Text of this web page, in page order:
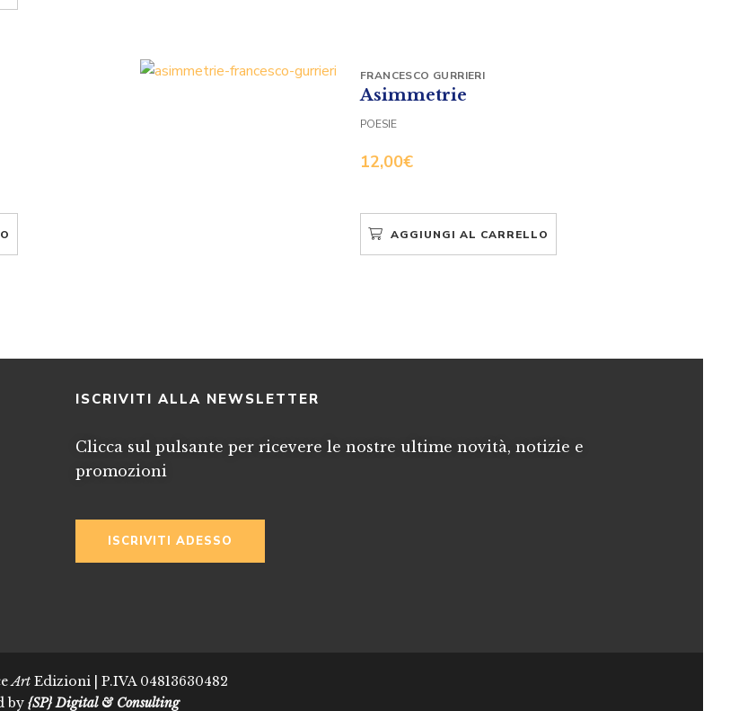
Asimmetrie
12,00€
FRANCESCO GURRIERI
POESIE
AGGIUNGI AL CARRELLO
ISCRIVITI ALLA NEWSLETTER
Clicca sul pulsante per ricevere le nostre ultime novità, notizie e
promozioni
ISCRIVITI ADESSO
Art Edizioni | P.IVA 04813630482
by {SP} Digital & Consulting